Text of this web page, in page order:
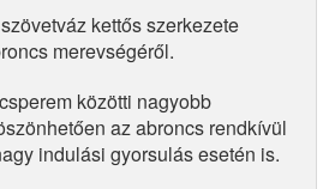
kettős szerkezete
merevségéről.
közötti nagyobb
az abroncs rendkívül
indulási gyorsulás esetén is.